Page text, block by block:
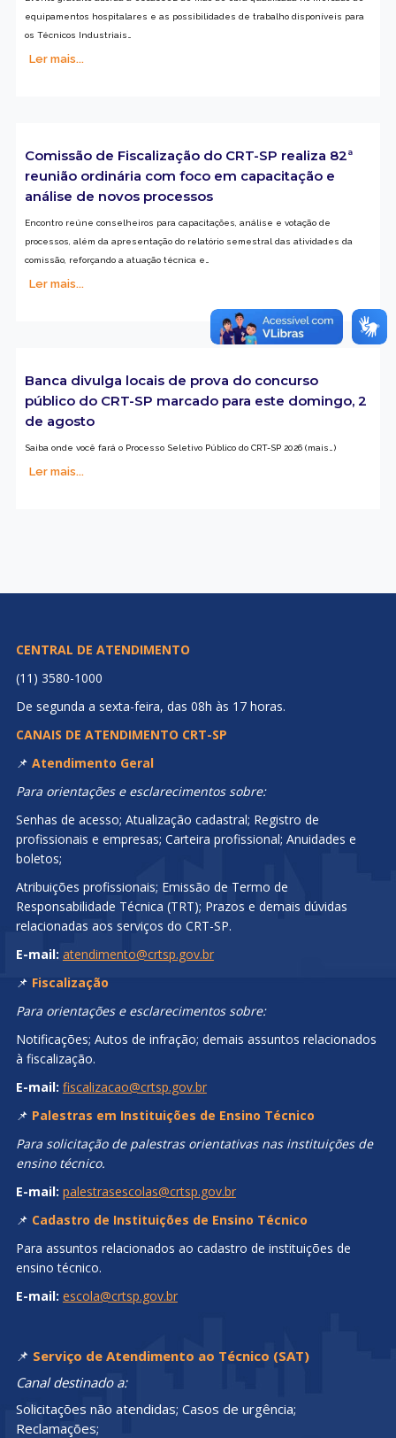
equipamentos hospitalares e as possibilidades de trabalho disponíveis para
os Técnicos Industriais…
Ler mais...
Comissão de Fiscalização do CRT-SP realiza 82ª
reunião ordinária com foco em capacitação e
análise de novos processos
Encontro reúne conselheiros para capacitações, análise e votação de
processos, além da apresentação do relatório semestral das atividades da
comissão, reforçando a atuação técnica e…
Ler mais...
Banca divulga locais de prova do concurso
público do CRT-SP marcado para este domingo, 2
de agosto
Saiba onde você fará o Processo Seletivo Público do CRT-SP 2026 (mais…)
Ler mais...
CENTRAL DE ATENDIMENTO
(11) 3580-1000
De segunda a sexta-feira, das 08h às 17 horas.
CANAIS DE ATENDIMENTO CRT-SP
📌 Atendimento Geral
Para orientações e esclarecimentos sobre:
Senhas de acesso; Atualização cadastral; Registro de
profissionais e empresas; Carteira profissional; Anuidades e
boletos;
Atribuições profissionais; Emissão de Termo de
Responsabilidade Técnica (TRT); Prazos e demais dúvidas
relacionadas aos serviços do CRT-SP.
E-mail: atendimento@crtsp.gov.br
📌 Fiscalização
Para orientações e esclarecimentos sobre:
Notificações; Autos de infração; demais assuntos relacionados
à fiscalização.
E-mail: fiscalizacao@crtsp.gov.br
📌 Palestras em Instituições de Ensino Técnico
Para solicitação de palestras orientativas nas instituições de
ensino técnico.
E-mail: palestrasescolas@crtsp.gov.br
📌 Cadastro de Instituições de Ensino Técnico
Para assuntos relacionados ao cadastro de instituições de
ensino técnico.
E-mail: escola@crtsp.gov.br
📌 Serviço de Atendimento ao Técnico (SAT)
Canal destinado a:
Solicitações não atendidas; Casos de urgência;
Reclamações;